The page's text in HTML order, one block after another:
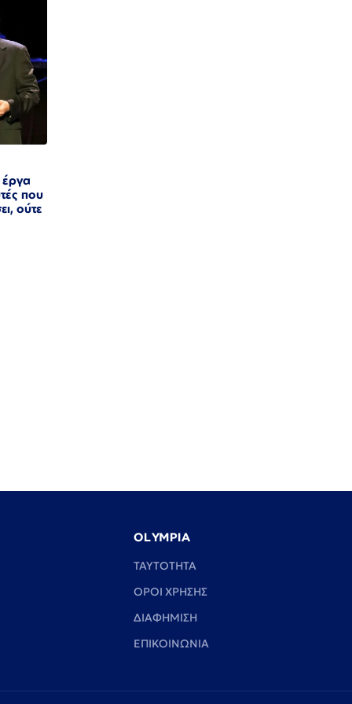
έργα
που
ούτε
OLYMPIA
TAYTOTHTA
ΟΡΟΙ ΧΡΗΣΗΣ
ΔΙΑΦΗΜΙΣΗ
ΕΠΙΚΟΙΝΩΝΙΑ